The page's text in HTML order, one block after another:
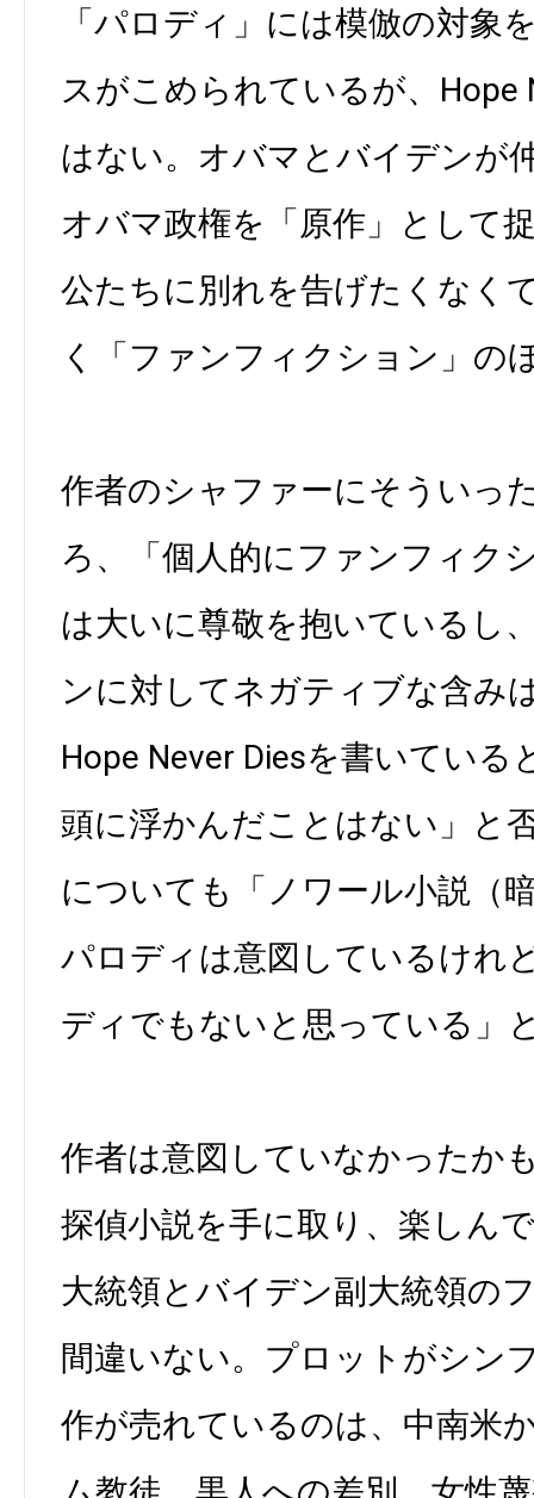
「パロディ」には模倣の対象
スがこめられているが、Hope
はない。オバマとバイデンが
オバマ政権を「原作」として
公たちに別れを告げたくなく
く「ファンフィクション」の
作者のシャファーにそういっ
ろ、「個人的にファンフィク
は大いに尊敬を抱いているし
ンに対してネガティブな含み
Hope Never Diesを書いている
頭に浮かんだことはない」と
についても「ノワール小説（
パロディは意図しているけれ
ディでもないと思っている」
作者は意図していなかったか
探偵小説を手に取り、楽しん
大統領とバイデン副大統領の
間違いない。プロットがシン
作が売れているのは、中南米